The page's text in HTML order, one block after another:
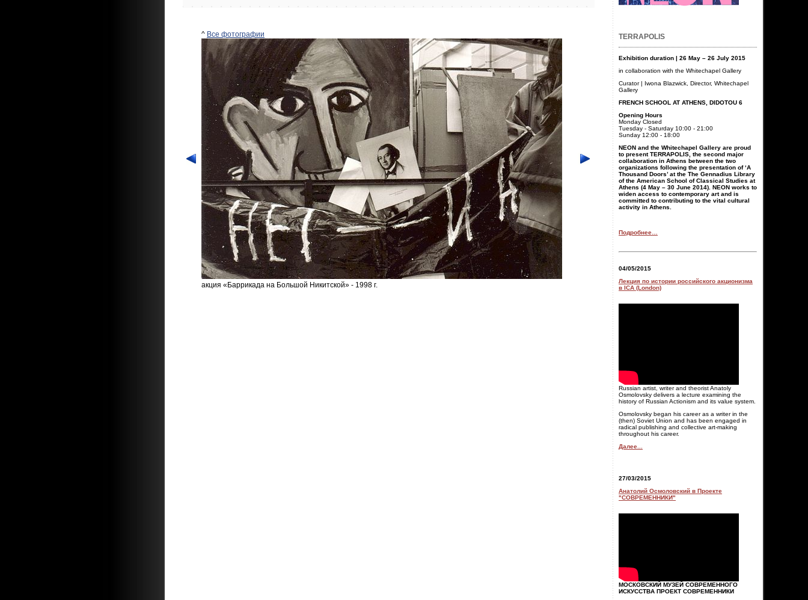
^ Все фотографии
акция «Баррикада на Большой Никитской» - 1998 г.
TERRAPOLIS
Exhibition duration | 26 May – 26 July 2015
in collaboration with the Whitechapel Gallery
Curator | Iwona Blazwick, Director, Whitechapel
Gallery
FRENCH SCHOOL AT ATHENS, DIDOTOU 6
Opening Hours
Monday Closed
Tuesday - Saturday 10:00 - 21:00
Sunday 12:00 - 18:00
NEON and the Whitechapel Gallery are proud
to present TERRAPOLIS, the second major
collaboration in Athens between the two
organizations following the presentation of ‘A
Thousand Doors’ at the The Gennadius Library
of the American School of Classical Studies at
Athens (4 May – 30 June 2014). NEON works to
widen access to contemporary art and is
committed to contributing to the vital cultural
activity in Athens.
Подробнее…
04/05/2015
Лекция по истории российского акционизма
в ICA (London)
Russian artist, writer and theorist Anatoly
Osmolovsky delivers a lecture examining the
history of Russian Actionism and its value system.
Osmolovsky began his career as a writer in the
(then) Soviet Union and has been engaged in
radical publishing and collective art-making
throughout his career.
Далее...
27/03/2015
Анатолий Осмоловский в Проекте
"СОВРЕМЕННИКИ"
МОСКОВСКИЙ МУЗЕЙ СОВРЕМЕННОГО
ИСКУССТВА ПРОЕКТ СОВРЕМЕННИКИ